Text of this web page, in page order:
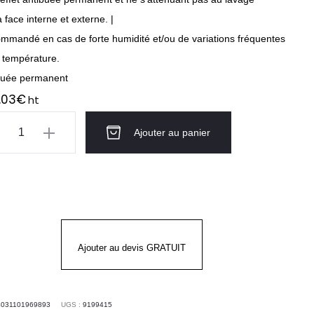
face interne et externe. |
en cas de forte humidité et/ou de variations fréquentes
permanent
€ht
Ajouter au panier
Ajouter au devis GRATUIT
UGS : 9199415